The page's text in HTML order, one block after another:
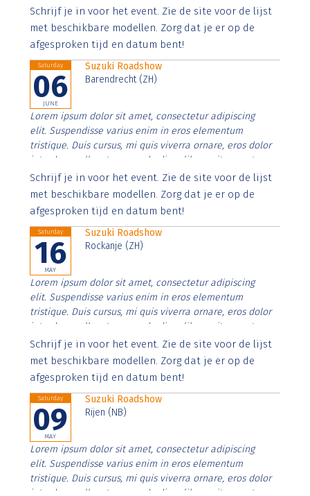
Aenean faucibus nibh et justo cursus id rutrum lorem
imperdiet. Nunc ut sem vitae risus tristique posuere.
Schrijf je in voor het event. Zie de site voor de lijst
met beschikbare modellen. Zorg dat je er op de
afgesproken tijd en datum bent!
Saturday
06
JUNE
Suzuki Roadshow
Barendrecht (ZH)
Lorem ipsum dolor sit amet, consectetur adipiscing
elit. Suspendisse varius enim in eros elementum
tristique. Duis cursus, mi quis viverra ornare, eros dolor
interdum nulla, ut commodo diam libero vitae erat.
Aenean faucibus nibh et justo cursus id rutrum lorem
imperdiet. Nunc ut sem vitae risus tristique posuere.
Schrijf je in voor het event. Zie de site voor de lijst
met beschikbare modellen. Zorg dat je er op de
afgesproken tijd en datum bent!
Saturday
16
MAY
Suzuki Roadshow
Rockanje (ZH)
Lorem ipsum dolor sit amet, consectetur adipiscing
elit. Suspendisse varius enim in eros elementum
tristique. Duis cursus, mi quis viverra ornare, eros dolor
interdum nulla, ut commodo diam libero vitae erat.
Aenean faucibus nibh et justo cursus id rutrum lorem
imperdiet. Nunc ut sem vitae risus tristique posuere.
Schrijf je in voor het event. Zie de site voor de lijst
met beschikbare modellen. Zorg dat je er op de
afgesproken tijd en datum bent!
Saturday
09
MAY
Suzuki Roadshow
Rijen (NB)
Lorem ipsum dolor sit amet, consectetur adipiscing
elit. Suspendisse varius enim in eros elementum
tristique. Duis cursus, mi quis viverra ornare, eros dolor
interdum nulla, ut commodo diam libero vitae erat.